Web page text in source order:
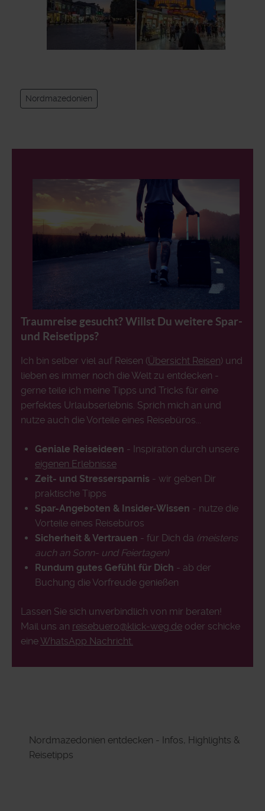
Nordmazedonien
Traumreise gesucht? Willst Du weitere Spar-
und Reisetipps?
Ich bin selber viel auf Reisen (Übersicht Reisen) und
lieben es immer noch die Welt zu entdecken -
gerne teile ich meine Tipps und Tricks für eine
perfektes Urlaubserlebnis. Sprich mich an und
nutze auch die Vorteile eines Reisebüros...
Geniale Reiseideen - Inspiration durch unsere
eigenen Erlebnisse
Zeit- und Stressersparnis - wir geben Dir
praktische Tipps
Spar-Angeboten & Insider-Wissen - nutze die
Vorteile eines Reisebüros
Sicherheit & Vertrauen - für Dich da (meistens
auch an Sonn- und Feiertagen)
Rundum gutes Gefühl für Dich - ab der
Buchung die Vorfreude genießen
Lassen Sie sich unverbindlich von mir beraten!
Mail uns an reisebuero@klick-weg.de oder schicke
eineWhatsApp Nachricht.
Nordmazedonien entdecken - Infos, Highlights &
Reisetipps